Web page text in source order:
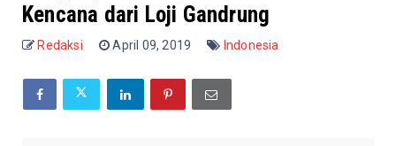
Kencana dari Loji Gandrung
Redaksi April 09, 2019 Indonesia